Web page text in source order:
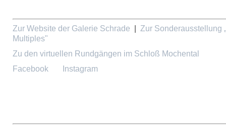
Zur Website der Galerie Schrade
Zur Sonderausstellung
Multiples"
Zu den virtuellen Rundgängen im Schloß Mochental
Facebook
Instagram